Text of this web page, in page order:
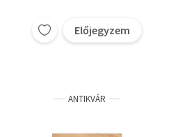
Előjegyzem
ANTIKVÁR